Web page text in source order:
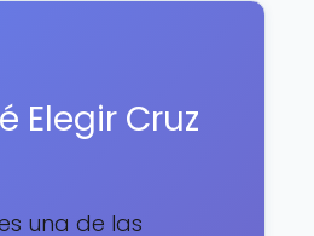
Elegir Cruz
una de las